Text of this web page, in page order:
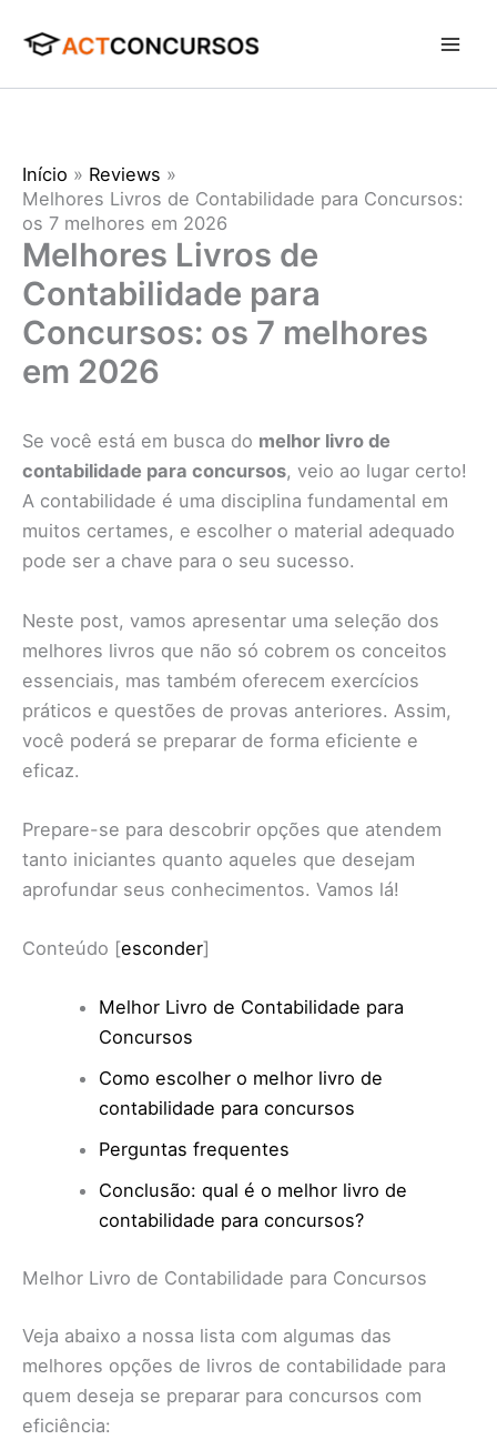
para
Início
Reviews
Melhores Livros de Contabilidade para Concursos:
os 7 melhores em 2026
Melhores Livros de
Contabilidade para
Concursos: os 7 melhores
em 2026
Se você está em busca do melhor livro de
contabilidade para concursos, veio ao lugar certo!
A contabilidade é uma disciplina fundamental em
muitos certames, e escolher o material adequado
pode ser a chave para o seu sucesso.
Neste post, vamos apresentar uma seleção dos
melhores livros que não só cobrem os conceitos
essenciais, mas também oferecem exercícios
práticos e questões de provas anteriores. Assim,
você poderá se preparar de forma eficiente e
eficaz.
Prepare-se para descobrir opções que atendem
tanto iniciantes quanto aqueles que desejam
aprofundar seus conhecimentos. Vamos lá!
Conteúdo [esconder]
Melhor Livro de Contabilidade para
Concursos
Como escolher o melhor livro de
contabilidade para concursos
Perguntas frequentes
Conclusão: qual é o melhor livro de
contabilidade para concursos?
Melhor Livro de Contabilidade para Concursos
Veja abaixo a nossa lista com algumas das
melhores opções de livros de contabilidade para
quem deseja se preparar para concursos com
eficiência: